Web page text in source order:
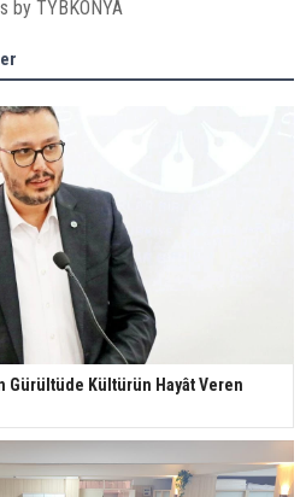
by TYBKONYA
Gürültüde Kültürün Hayât Veren